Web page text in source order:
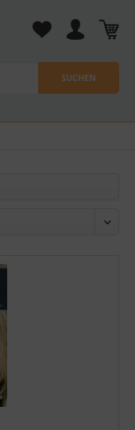
SUCHEN